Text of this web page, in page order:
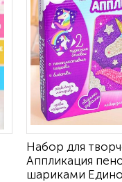
Набор для
Аппликация
шариками